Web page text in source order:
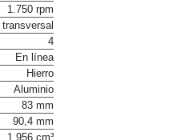
1.750 rpm
4
En línea
Hierro
Aluminio
83 mm
90,4 mm
1.956 cm³